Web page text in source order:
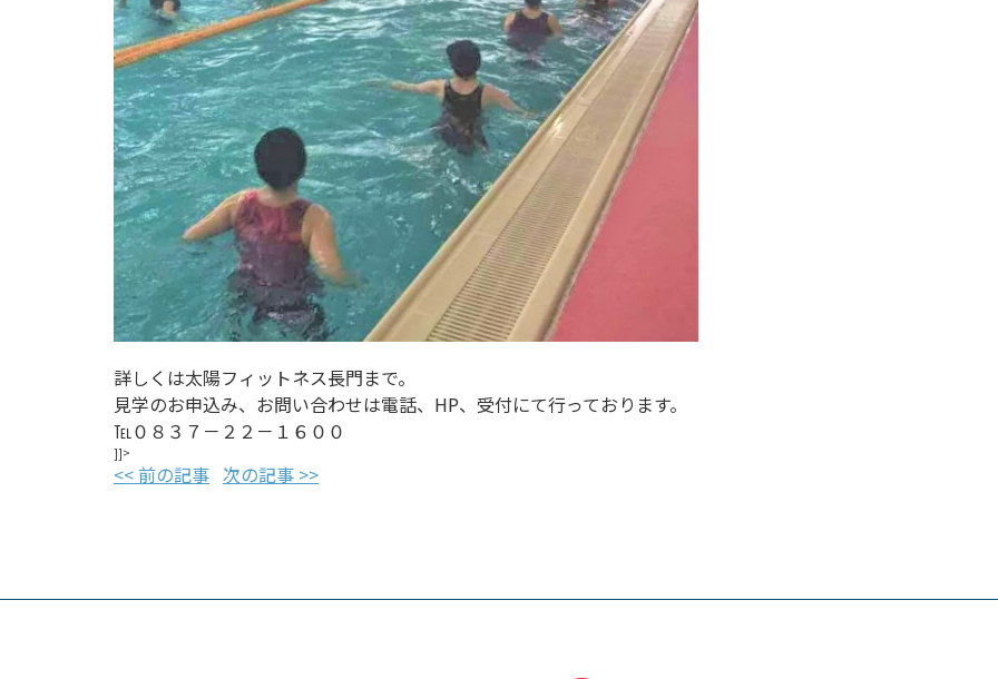
詳しくは太陽フィットネス長門まで。
見学のお申込み、お問い合わせは電話、HP、受付にて行っております。
℡０８３７－２２－１６００
]]>
<< 前の記事 次の記事 >>